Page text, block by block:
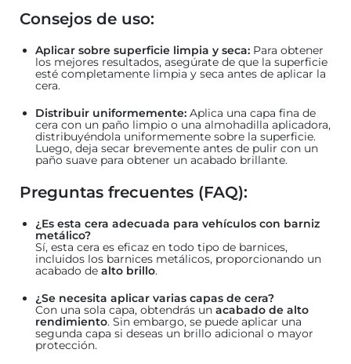
Consejos de uso:
Aplicar sobre superficie limpia y seca: Para obtener
los mejores resultados, asegúrate de que la superficie
esté completamente limpia y seca antes de aplicar la
cera.
Distribuir uniformemente: Aplica una capa fina de
cera con un paño limpio o una almohadilla aplicadora,
distribuyéndola uniformemente sobre la superficie.
Luego, deja secar brevemente antes de pulir con un
paño suave para obtener un acabado brillante.
Preguntas frecuentes (FAQ):
¿Es esta cera adecuada para vehículos con barniz
metálico?
Sí, esta cera es eficaz en todo tipo de barnices,
incluidos los barnices metálicos, proporcionando un
acabado de alto brillo.
¿Se necesita aplicar varias capas de cera?
Con una sola capa, obtendrás un acabado de alto
rendimiento. Sin embargo, se puede aplicar una
segunda capa si deseas un brillo adicional o mayor
protección.